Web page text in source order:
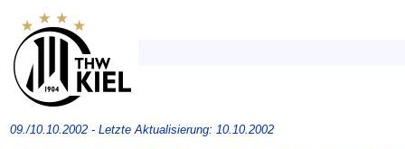
09./10.10.2002 - Letzte Aktualisierung: 10.10.2002